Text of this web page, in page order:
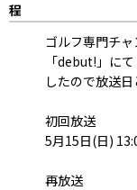
程
ゴルフ専門チ
「debut!」に
したので放送
初回放送
5月15日(日)
再放送